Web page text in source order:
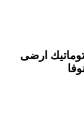
ارضى